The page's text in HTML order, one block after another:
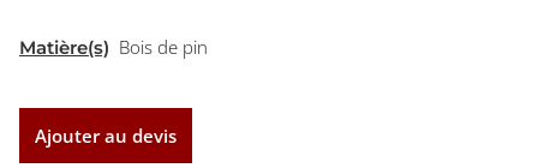
Matière(s) Bois de pin
Ajouter au devis